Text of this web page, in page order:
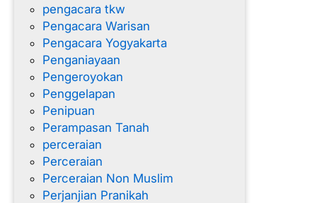
pengacara tkw
Pengacara Warisan
Pengacara Yogyakarta
Penganiayaan
Pengeroyokan
Penggelapan
Penipuan
Perampasan Tanah
perceraian
Perceraian
Perceraian Non Muslim
Perjanjian Pranikah